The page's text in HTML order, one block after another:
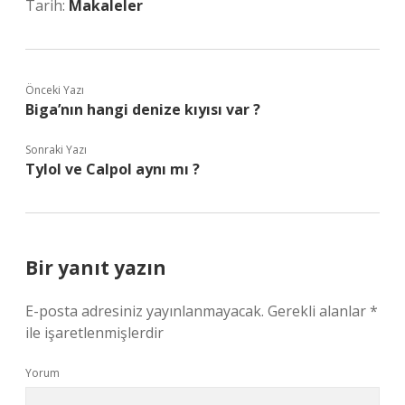
Tarih: Makaleler
Önceki Yazı
Biga’nın hangi denize kıyısı var ?
Sonraki Yazı
Tylol ve Calpol aynı mı ?
Bir yanıt yazın
E-posta adresiniz yayınlanmayacak. Gerekli alanlar*
ile işaretlenmişlerdir
Yorum